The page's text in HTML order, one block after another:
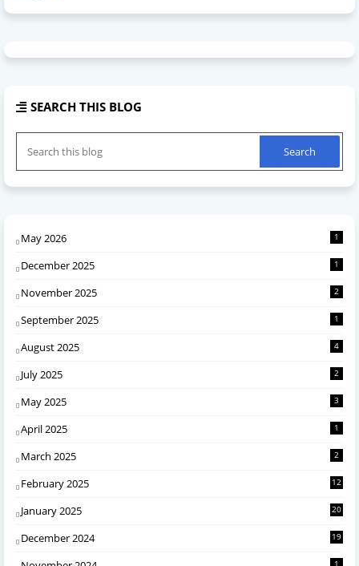
SEARCH THIS BLOG
May 2026 1
December 2025 1
November 2025 2
September 2025 1
August 2025 4
July 2025 2
May 2025 3
April 2025 1
March 2025 2
February 2025 12
January 2025 20
December 2024 19
1